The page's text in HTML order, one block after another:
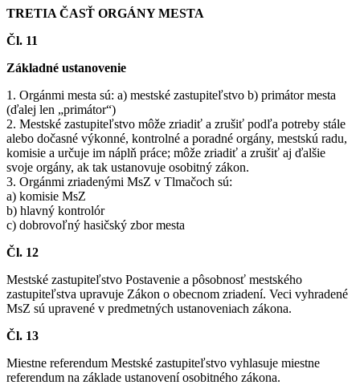
TRETIA ČASŤ ORGÁNY MESTA
Čl. 11
Základné ustanovenie
1. Orgánmi mesta sú: a) mestské zastupiteľstvo b) primátor mesta
(ďalej len „primátor“)
2. Mestské zastupiteľstvo môže zriadiť a zrušiť podľa potreby stále
alebo dočasné výkonné, kontrolné a poradné orgány, mestskú radu,
komisie a určuje im náplň práce; môže zriadiť a zrušiť aj ďalšie
svoje orgány, ak tak ustanovuje osobitný zákon.
3. Orgánmi zriadenými MsZ v Tlmačoch sú:
a) komisie MsZ
b) hlavný kontrolór
c) dobrovoľný hasičský zbor mesta
Čl. 12
Mestské zastupiteľstvo Postavenie a pôsobnosť mestského
zastupiteľstva upravuje Zákon o obecnom zriadení. Veci vyhradené
MsZ sú upravené v predmetných ustanoveniach zákona.
Čl. 13
Miestne referendum Mestské zastupiteľstvo vyhlasuje miestne
referendum na základe ustanovení osobitného zákona.